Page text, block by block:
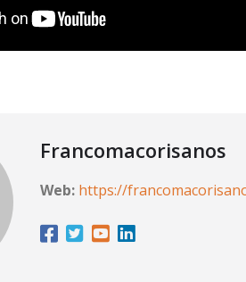
Francomacorisanos
Web: https://